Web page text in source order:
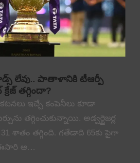
లేవు.. పాతాళానికి టీఆర్పీ
క్రేజ్ తగ్గిందా?
ఇచ్చే కంపెనీలు కూడా
తగ్గించుకున్నాయి. అడ్వర్టైజర్ల
శాతం తగ్గింది. గతేడాది 65కు పైగా
ఈసారి ఆ…